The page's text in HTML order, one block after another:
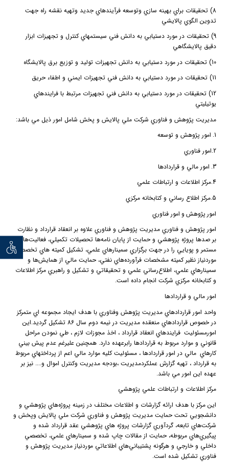
توان
8) تحقيقات براي بهينه سازي وتوسعه فرآيندهاي جديد وتهيه نقشه راه جهت
تدوين الگوي پالايشي
9) تحقيقات در مورد دستيابي به دانش فني سيستمهاي كنترل و تجهيزات ابزار
دقيق پالايشگاهي
10) تحقيقات در مورد دستيابي به دانش تجهيزات توليد و توزيع برق پالايشگاه
11) تحقيقات در مورد دستيابي به دانش فني تجهيزات ايمني و اطفاء حريق
12) تحقيقات در مورد دستيابي به دانش فني تجهيزات مرتبط با فرايندهاي
يوتيليتي
مديريت پژوهش و فناوري شركت ملي پالايش و پخش شامل امور ذيل مي باشد:
1. امور پژوهش و توسعه
2. امور فناوري
3. امور مالي و قراردادها
4.مركز اطلاعات و ارتباطات علمي
5. مركز اطلاع رساني و كتابخانه مركزي
امور پژوهش و امور فناوري
امور پژوهش و فناوري مديريت پژوهش و فناوري علاوه بر انعقاد قرارداد و نظارت
بر صدها پروژه پژوهشي و حمايت از پايان نامه‌ها تحصيلات تكميلي، فعاليت‌هاي
مستمر و پويايي را در جهت برگزاري سمينارهاي علمي، تشكيل كميته هاي تخصصي
موردنياز نظير كميته مشخصات فرآورده‌هاي نفتي، حمايت مالي از همايش‌ها و
سمينارهاي علمي، اطلاع‌رساني علمي و تحقيقاتي و تشكيل و راهبري مركز اطلاعات
و كتابخانه مركزي شركت انجام داده است.
امور مالي و قراردادها
واحد امور قراردادهاي مديريت پژوهش وفناوري با هدف ايجاد مجموعه اي متمركز
در خصوص قراردادهاي منعقده مديريت در نيمه دوم سال 86 تشكيل گرديد.اين
امورمسئوليت فرايندهاي انعقاد قرارداد ، اخذ مجوزات لازم ، طي نمودن مراحل
قانوني و موارد مربوط به قراردادها رابرعهده دارد. همچنين عليرغم عدم پيش بيني
كارهاي مالي در امور قراردادها ، مسئوليت كليه موارد مالي اعم از پرداختهاي مربوط
به قرارداد ، تهيه گزارش عملكردمديريت ،بودجه مديريت وكنترل اموال و.... نيز بر
عهده اين امور مي باشد.
مركز اطلاعات و ارتباطات علمي پژوهشي
اين مركز با هدف ارائه گزارشات و اطلاعات مختلف در زمينه پروژه‌هاي پژوهشي و
دانشجويي تحت حمايت مديريت پژوهش و فناوري شركت ملي پالايش وپخش و
شركت‌هاي تابعه، گردآوري گزارشات پروژه هاي پژوهشي عقد قرارداد شده و
پيگيري‌هاي مربوطه، حمايت از مقالات چاپ شده و سمينارهاي علمي، تخصصي
داخلي و خارجي و هرگونه پشتيباني‌هاي اطلاعاتي موردنياز مديريت پژوهش و
فناوري تشكيل شده است.